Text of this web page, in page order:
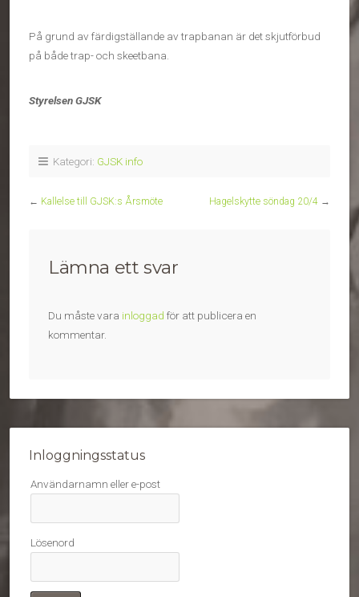
På grund av färdigställande av trapbanan är det skjutförbud
på både trap- och skeetbana.
Styrelsen GJSK
Kategori: GJSK info
← Kallelse till GJSK:s Årsmöte Hagelskytte söndag 20/4 →
Lämna ett svar
Du måste vara inloggad för att publicera en
kommentar.
Inloggningsstatus
Användarnamn eller e-post
Lösenord